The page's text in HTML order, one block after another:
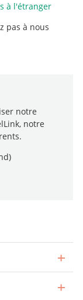
à l'étranger
pas à nous
notre
notre